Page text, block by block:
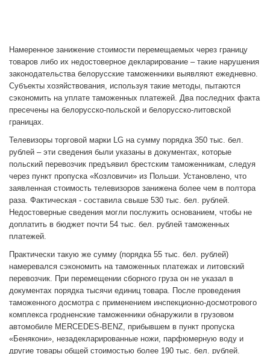
Намеренное занижение стоимости перемещаемых через границу
товаров либо их недостоверное декларирование – такие нарушения
законодательства белорусские таможенники выявляют ежедневно.
Субъекты хозяйствования, используя такие методы, пытаются
сэкономить на уплате таможенных платежей. Два последних факта
пресечены на белорусско-польской и белорусско-литовской
границах.
Телевизоры торговой марки LG на сумму порядка 350 тыс. бел.
рублей – эти сведения были указаны в документах, которые
польский перевозчик предъявил брестским таможенникам, следуя
через пункт пропуска «Козловичи» из Польши. Установлено, что
заявленная стоимость телевизоров занижена более чем в полтора
раза. Фактическая - составила свыше 530 тыс. бел. рублей.
Недостоверные сведения могли послужить основанием, чтобы не
доплатить в бюджет почти 54 тыс. бел. рублей таможенных
платежей.
Практически такую же сумму (порядка 55 тыс. бел. рублей)
намеревался сэкономить на таможенных платежах и литовский
перевозчик. При перемещении сборного груза он не указал в
документах порядка тысячи единиц товара. После проведения
таможенного досмотра с применением инспекционно-досмотрового
комплекса гродненские таможенники обнаружили в грузовом
автомобиле MERCEDES-BENZ, прибывшем в пункт пропуска
«Бенякони», незадекларированные ножи, парфюмерную воду и
другие товары общей стоимостью более 190 тыс. бел. рублей.